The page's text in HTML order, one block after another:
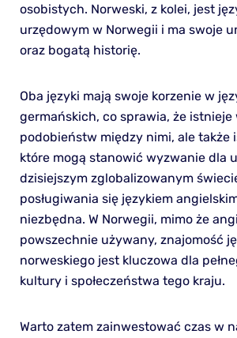
osobistych. Norweski, z kolei, jest
urzędowym w Norwegii i ma swoje
oraz bogatą historię.
Oba języki mają swoje korzenie w
germańskich, co sprawia, że istnieje
podobieństw między nimi, ale także
które mogą stanowić wyzwanie dla
dzisiejszym zglobalizowanym
posługiwania się językiem
niezbędna. W Norwegii, mimo że
powszechnie używany, znajomość
norweskiego jest kluczowa dla
kultury i społeczeństwa tego kraju.
Warto zatem zainwestować czas w